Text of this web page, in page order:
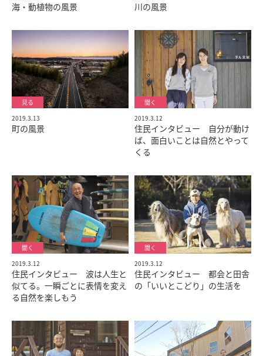
海・動植物の風景 川の風景
2019.3.13
町の風景
2019.3.12
住民インタビュー 自分が動け
ば、面白いことは自然とやって
くる
2019.3.12
住民インタビュー 波は人生と
似てる。一瞬ごとに表情を変え
る自然を楽しもう
2019.3.12
住民インタビュー 都会と田舎
の「いいとこどり」の生活を